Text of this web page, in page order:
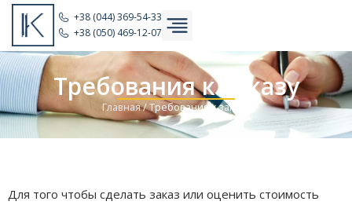
+38 (044) 369-54-33
+38 (050) 469-12-07
Требования к заказу
Главная/Требования к заказу
Для того чтобы сделать заказ или оценить стоимость